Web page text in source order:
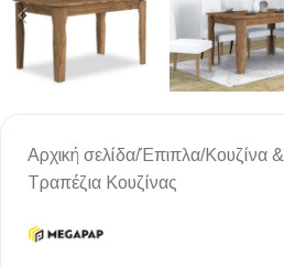
Αρχική σελίδα/Έπιπλα/Κουζίνα
Τραπέζια Κουζίνας